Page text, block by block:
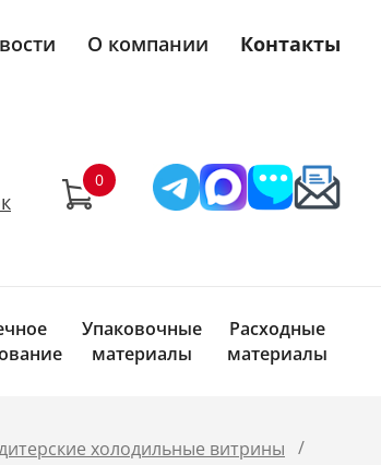
О компании Контакты
Упаковочные
материалы
Расходные
материалы
холодильные витрины /